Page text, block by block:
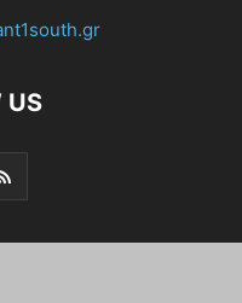
US